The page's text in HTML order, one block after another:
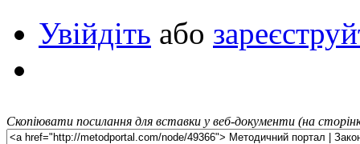
Увійдіть або
Скопіювати посилання для вставки у веб-документи (на